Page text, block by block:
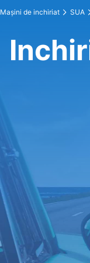
Maşini de inchiriat SUA